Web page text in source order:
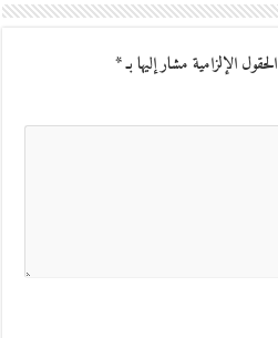
الحقول الإلزامية مشار إليها بـ*